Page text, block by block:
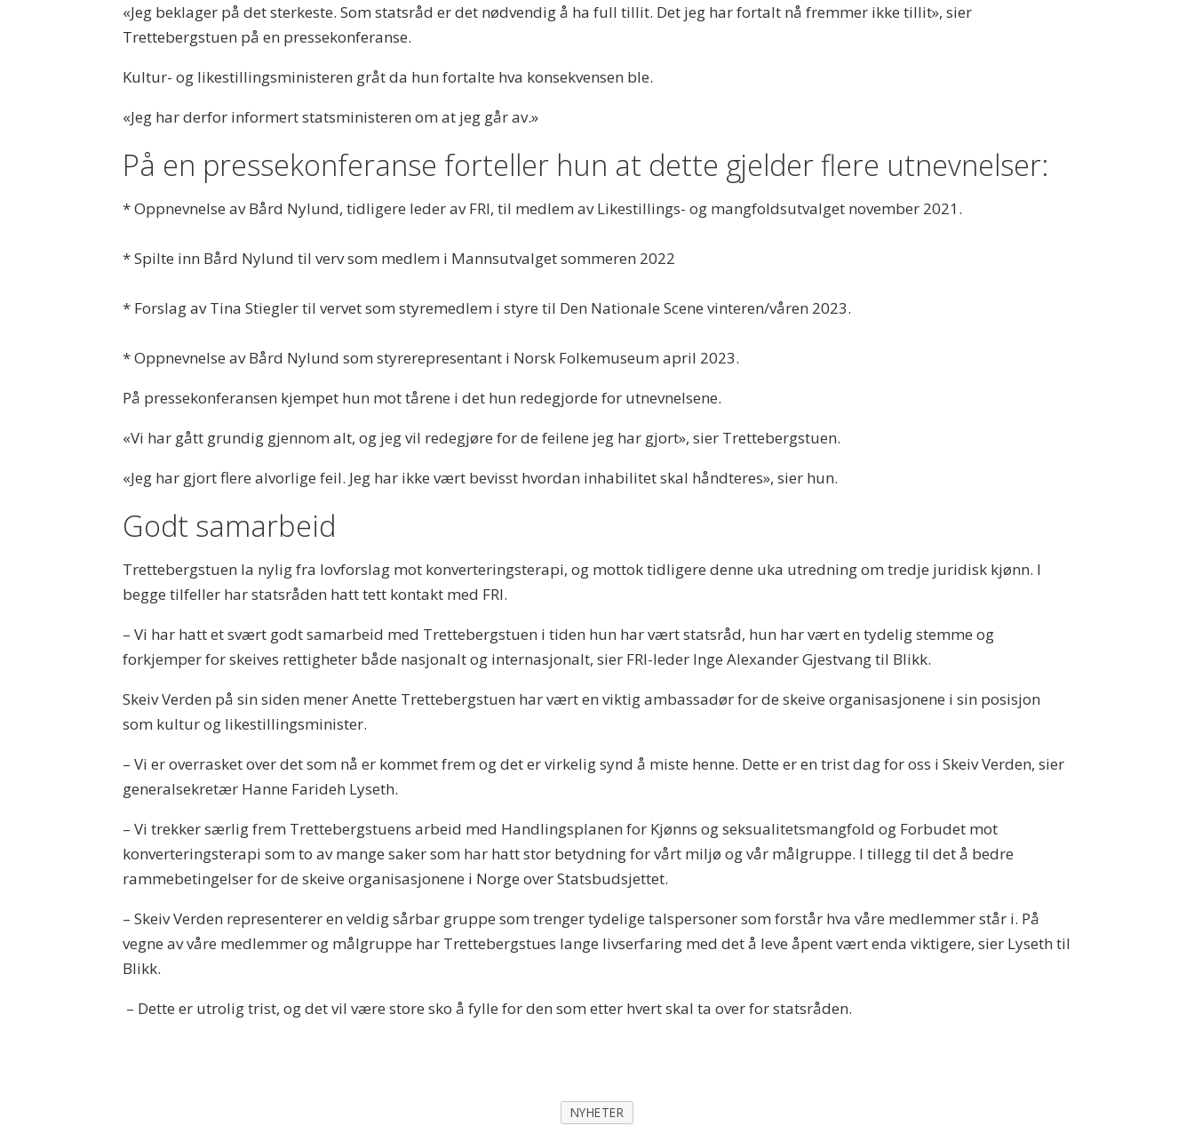
«Jeg beklager på det sterkeste. Som statsråd er det nødvendig å ha full tillit. Det jeg har fortalt nå fremmer ikke tillit», sier
Trettebergstuen på en pressekonferanse.
Kultur- og likestillingsministeren gråt da hun fortalte hva konsekvensen ble.
«Jeg har derfor informert statsministeren om at jeg går av.»
På en pressekonferanse forteller hun at dette gjelder flere utnevnelser:
* Oppnevnelse av Bård Nylund, tidligere leder av FRI, til medlem av Likestillings- og mangfoldsutvalget november 2021.
* Spilte inn Bård Nylund til verv som medlem i Mannsutvalget sommeren 2022
* Forslag av Tina Stiegler til vervet som styremedlem i styre til Den Nationale Scene vinteren/våren 2023.
* Oppnevnelse av Bård Nylund som styrerepresentant i Norsk Folkemuseum april 2023.
På pressekonferansen kjempet hun mot tårene i det hun redegjorde for utnevnelsene.
«Vi har gått grundig gjennom alt, og jeg vil redegjøre for de feilene jeg har gjort», sier Trettebergstuen.
«Jeg har gjort flere alvorlige feil. Jeg har ikke vært bevisst hvordan inhabilitet skal håndteres», sier hun.
Godt samarbeid
Trettebergstuen la nylig fra lovforslag mot konverteringsterapi, og mottok tidligere denne uka utredning om tredje juridisk kjønn. I
begge tilfeller har statsråden hatt tett kontakt med FRI.
– Vi har hatt et svært godt samarbeid med Trettebergstuen i tiden hun har vært statsråd, hun har vært en tydelig stemme og
forkjemper for skeives rettigheter både nasjonalt og internasjonalt, sier FRI-leder Inge Alexander Gjestvang til Blikk.
Skeiv Verden på sin siden mener Anette Trettebergstuen har vært en viktig ambassadør for de skeive organisasjonene i sin posisjon
som kultur og likestillingsminister.
– Vi er overrasket over det som nå er kommet frem og det er virkelig synd å miste henne. Dette er en trist dag for oss i Skeiv Verden, sier
generalsekretær Hanne Farideh Lyseth.
– Vi trekker særlig frem Trettebergstuens arbeid med Handlingsplanen for Kjønns og seksualitetsmangfold og Forbudet mot
konverteringsterapi som to av mange saker som har hatt stor betydning for vårt miljø og vår målgruppe. I tillegg til det å bedre
rammebetingelser for de skeive organisasjonene i Norge over Statsbudsjettet.
– Skeiv Verden representerer en veldig sårbar gruppe som trenger tydelige talspersoner som forstår hva våre medlemmer står i. På
vegne av våre medlemmer og målgruppe har Trettebergstues lange livserfaring med det å leve åpent vært enda viktigere, sier Lyseth til
Blikk.
– Dette er utrolig trist, og det vil være store sko å fylle for den som etter hvert skal ta over for statsråden.
NYHETER